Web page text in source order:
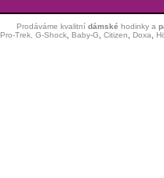
Prodáváme kvalitní dámské hodinkya
Pro-Trek, G-Shock, Baby-G Citizen Doxa